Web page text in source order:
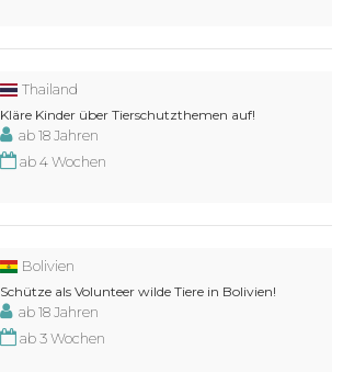
Thailand
Kläre Kinder über Tierschutzthemen auf!
ab 18 Jahren
ab 4 Wochen
Bolivien
Schütze als Volunteer wilde Tiere in Bolivien!
ab 18 Jahren
ab 3 Wochen